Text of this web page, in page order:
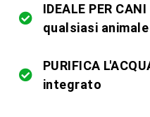
IDEALE PER
qualsiasi animale
PURIFICA
integrato